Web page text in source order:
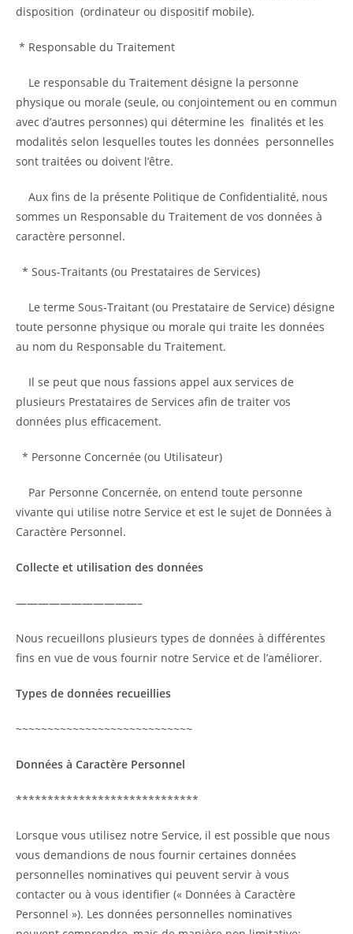
disposition (ordinateur ou dispositif mobile).
* Responsable du Traitement
Le responsable du Traitement désigne la personne
physique ou morale (seule, ou conjointement ou en commun
avec d’autres personnes) qui détermine les finalités et les
modalités selon lesquelles toutes les données personnelles
sont traitées ou doivent l’être.
Aux fins de la présente Politique de Confidentialité, nous
sommes un Responsable du Traitement de vos données à
caractère personnel.
* Sous-Traitants (ou Prestataires de Services)
Le terme Sous-Traitant (ou Prestataire de Service) désigne
toute personne physique ou morale qui traite les données
au nom du Responsable du Traitement.
Il se peut que nous fassions appel aux services de
plusieurs Prestataires de Services afin de traiter vos
données plus efficacement.
* Personne Concernée (ou Utilisateur)
Par Personne Concernée, on entend toute personne
vivante qui utilise notre Service et est le sujet de Données à
Caractère Personnel.
Collecte et utilisation des données
———————————–
Nous recueillons plusieurs types de données à différentes
fins en vue de vous fournir notre Service et de l’améliorer.
Types de données recueillies
~~~~~~~~~~~~~~~~~~~~~~~~~~~~
Données à Caractère Personnel
*****************************
Lorsque vous utilisez notre Service, il est possible que nous
vous demandions de nous fournir certaines données
personnelles nominatives qui peuvent servir à vous
contacter ou à vous identifier (« Données à Caractère
Personnel »). Les données personnelles nominatives